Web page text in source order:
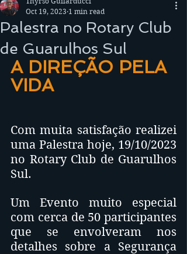
Palestra no Rotary Club
de Guarulhos Sul
Oct 19, 2023 1 min read
A DIREÇÃO PELA
VIDA
Com muita satisfação realizei
uma Palestra hoje, 19/10/2023
no Rotary Club de Guarulhos
Sul.
Um Evento muito especial
com cerca de 50 participantes
que se envolveram nos
detalhes sobre a Segurança